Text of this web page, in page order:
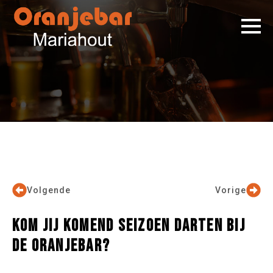
Vorige
Volgende
KOM JIJ KOMEND SEIZOEN DARTEN BIJ
DE ORANJEBAR?